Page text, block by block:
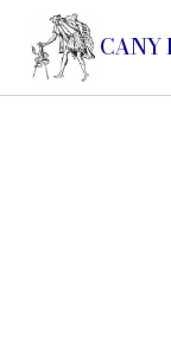
contenu
CANY